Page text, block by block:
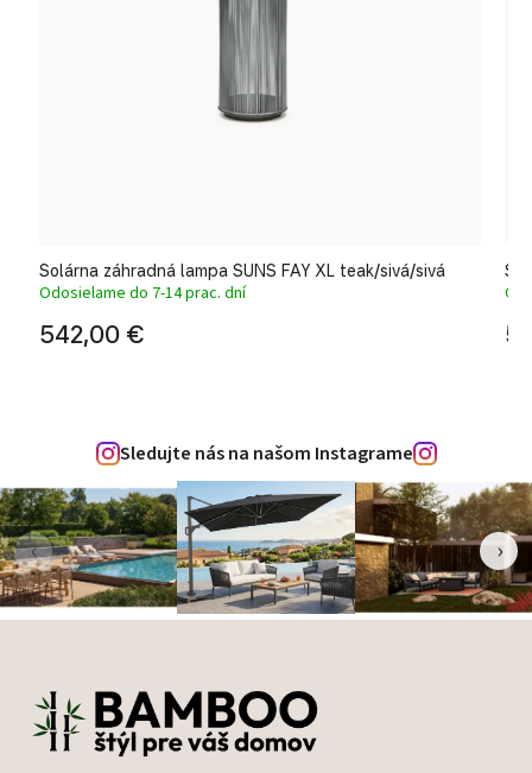
Solárna záhradná lampa SUNS FAY XL teak/sivá/sivá
Odosielame do 7-14 prac. dní
542,00 €
Sledujte nás na našom Instagrame
‹ ›